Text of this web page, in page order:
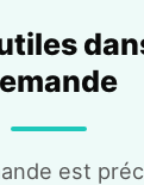
est